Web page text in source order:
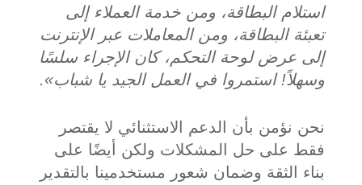
استلام البطاقة، ومن خدمة العملاء إلى
تعبئة البطاقة، ومن المعاملات عبر الإنترنت
إلى عرض لوحة التحكم، كان الإجراء سلسًا
وسهلاً! استمروا في العمل الجيد يا شباب».
نحن نؤمن بأن الدعم الاستثنائي لا يقتصر
فقط على حل المشكلات ولكن أيضًا على
بناء الثقة وضمان شعور مستخدمينا بالتقدير